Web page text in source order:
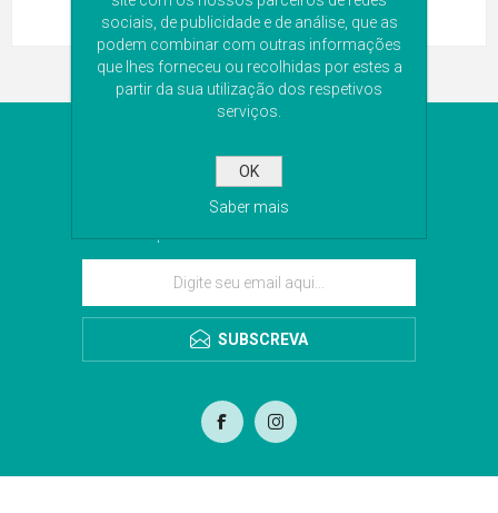
NEWSLETTER
Subscreva a nossa newsletter para receber as
últimas novidades. Iremos guardar o seu email
SUBSCREVA
sociais, de publicidade e de análise, que as
podem combinar com outras informações
que lhes forneceu ou recolhidas por estes a
partir da sua utilização dos respetivos
serviços.
OK
Saber mais